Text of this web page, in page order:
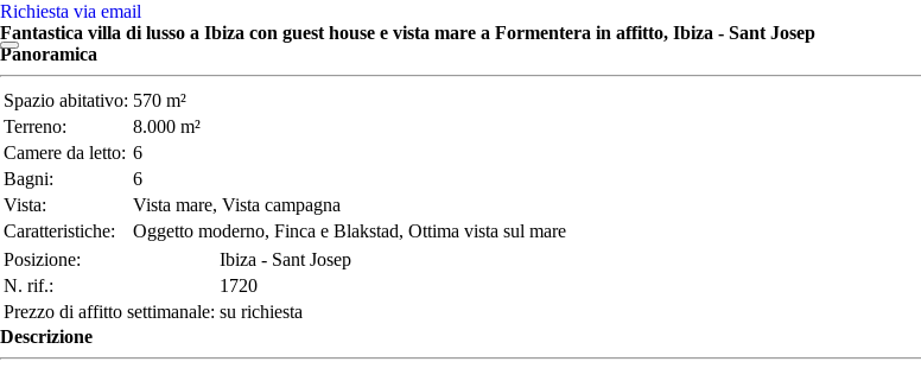
Richiesta via email
Fantastica villa di lusso a Ibiza con guest house e vista mare a Formentera in affitto, Ibiza - Sant Josep
Panoramica
Spazio abitativo: 570 m²
Terreno:
8.000 m²
Camere da letto: 6
Bagni:
6
Vista:
Vista mare, Vista campagna
Caratteristiche:
Oggetto moderno, Finca e Blakstad, Ottima vista sul mare
Posizione:
Ibiza - Sant Josep
N. rif.:
1720
Prezzo di affitto settimanale: su richiesta
Descrizione